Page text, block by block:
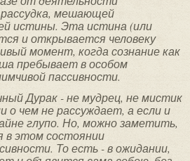
мешающей
истины. Эта истина (или
и открывается человеку
момент, когда сознание как
пребывает в особом
пассивности.
Дурак - не мудрец, не мистик
о чем не рассуждает, а если и
глупо. Но, можно заметить,
в этом состоянии
То есть - в ожидании,